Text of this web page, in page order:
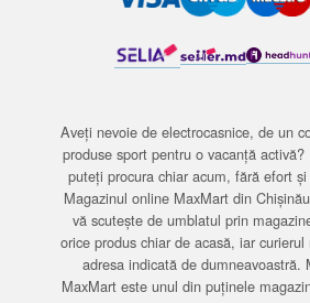
Aveți nevoie de electrocasnice, de un
produse sport pentru o vacanță
puteți procura chiar acum, fără efort
Magazinul online MaxMart din
vă scutește de umblatul prin
orice produs chiar de acasă, iar
adresa indicată de dumneavoastră.
MaxMart este unul din puținele